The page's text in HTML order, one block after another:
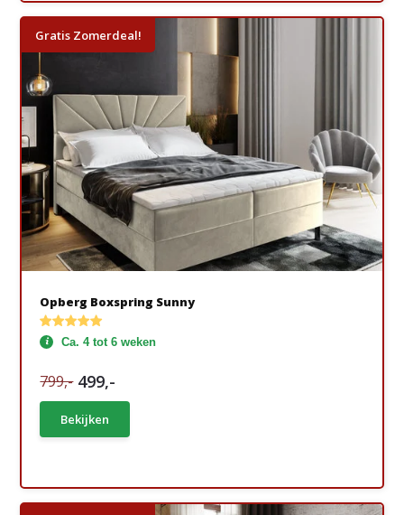
Gratis Zomerdeal!
Opberg Boxspring Sunny
Ca. 4 tot 6 weken
799,- 499,-
Bekijken